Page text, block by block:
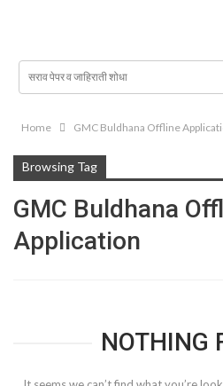
Home GMC Buldhana Offline
Browsing Tag
GMC Buldhana
Application
NOTHING